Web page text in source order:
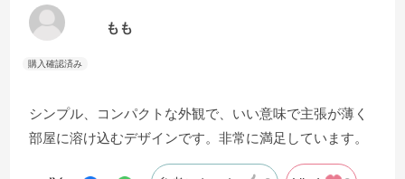
もも
シンプル、コンパクトな外観で、いい意味で主張が薄く
部屋に溶け込むデザインです。非常に満足しています。